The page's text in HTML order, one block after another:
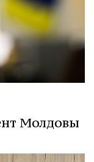
Молдовы